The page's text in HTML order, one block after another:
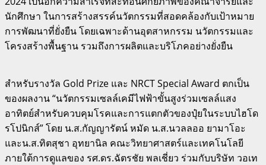
นักศึกษา ในการสร้างสรรค์นวัตกรรมที่สอดคล้องกับเป้าหมาย
การพัฒนาที่ยั่งยืน โดยเฉพาะด้านอุตสาหกรรม นวัตกรรมและ
โครงสร้างพื้นฐาน รวมถึงการผลิตและบริโภคอย่างยั่งยืน
สำหรับรางวัล Gold Prize และ NRCT Special Award ตกเป็น
ของผลงาน “นวัตกรรมเซลล์เคมีไฟฟ้าขั้นสูงร่วมเซลล์แสง
อาทิตย์สำหรับควบคุมโรคและการแตกตัวของปุ๋ยในระบบไฮโด
รโปนิกส์” โดย น.ส.กัญญารัตน์ หมัด น.ส.นวลลออ ยามาโอะ
และน.ส.ทิตสุชา อุทยานิล คณะวิทยาศาสตร์และเทคโนโลยี
ภายใต้การดูแลของ รศ.ดร.ฉัตรชัย พลเชี่ยว ร่วมกับบริษัท วอเท